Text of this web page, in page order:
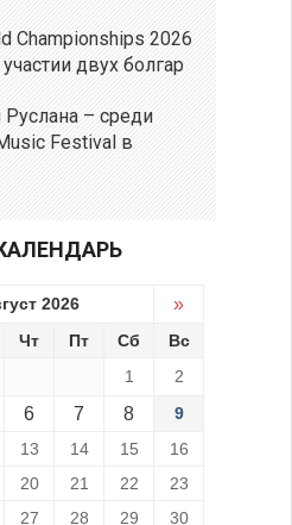
Championships 2026
двух болгар
– среди
Festival в
2026 »
Чт Пт Сб
Вс
1
2
6 7 8
9
13 14 15
16
20 21 22
23
27 28 29 30